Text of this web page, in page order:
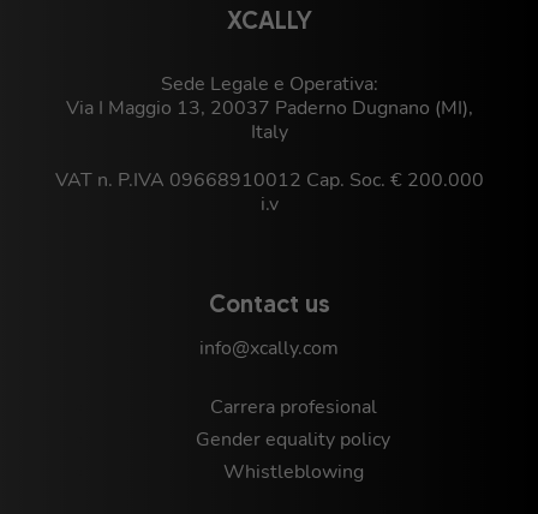
XCALLY
Sede Legale e Operativa:
Via I Maggio 13, 20037 Paderno Dugnano (MI),
Italy
VAT n. P.IVA 09668910012 Cap. Soc. € 200.000
i.v
Contact us
info@xcally.com
Carrera profesional
Gender equality policy
Whistleblowing